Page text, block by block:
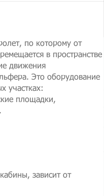
по которому от
в пространстве
движения
Это оборудование
участках:
площадки,
зависит от